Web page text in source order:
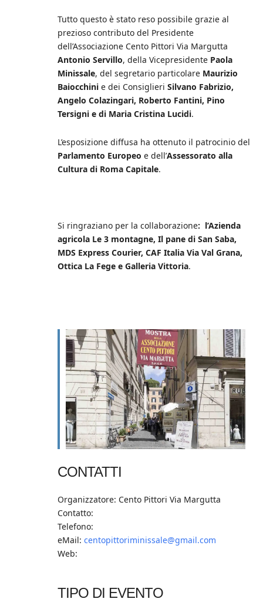
Tutto questo è stato reso possibile grazie al
prezioso contributo del Presidente
dell’Associazione Cento Pittori Via Margutta
Antonio Servillo, della Vicepresidente Paola
Minissale, del segretario particolare Maurizio
Baiocchini e dei Consiglieri Silvano Fabrizio,
Angelo Colazingari, Roberto Fantini, Pino
Tersigni e di Maria Cristina Lucidi.
L’esposizione diffusa ha ottenuto il patrocinio del
Parlamento Europeo e dell’Assessorato alla
Cultura di Roma Capitale.
Si ringraziano per la collaborazione: l’Azienda
agricola Le 3 montagne, Il pane di San Saba,
MDS Express Courier, CAF Italia Via Val Grana,
Ottica La Fege e Galleria Vittoria.
CONTATTI
Organizzatore: Cento Pittori Via Margutta
Contatto:
Telefono:
eMail: centopittoriminissale@gmail.com
Web:
TIPO DI EVENTO